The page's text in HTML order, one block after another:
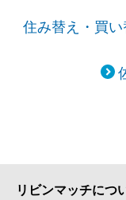
住み替え・買い
リビンマッチにつ